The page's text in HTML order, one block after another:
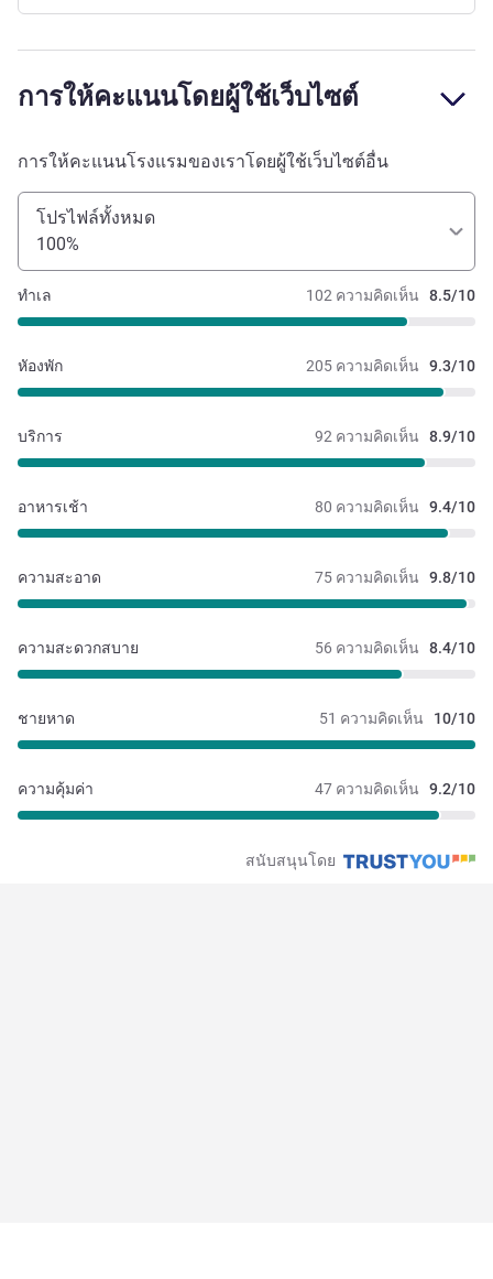
การให้คะแนนโดยผู้ใช้เว็บไซต์
การให้คะแนนโรงแรมของเราโดยผู้ใช้เว็บไซต์อื่น
โปรไฟล์ทั้งหมด
100%
102 ความคิดเห็น 8.5/10
ทำเล
205 ความคิดเห็น 9.3/10
หัองพัก
92 ความคิดเห็น 8.9/10
บริการ
80 ความคิดเห็น 9.4/10
อาหารเช้า
75 ความคิดเห็น 9.8/10
ความสะอาด
56 ความคิดเห็น 8.4/10
ความสะดวกสบาย
51 ความคิดเห็น 10/10
ชายหาด
47 ความคิดเห็น 9.2/10
ความคุ้มค่า
สนับสนุนโดย